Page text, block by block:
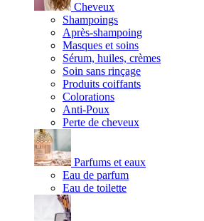
Cheveux
Shampoings
Après-shampoing
Masques et soins
Sérum, huiles, crèmes
Soin sans rinçage
Produits coiffants
Colorations
Anti-Poux
Perte de cheveux
Parfums et eaux
Eau de parfum
Eau de toilette